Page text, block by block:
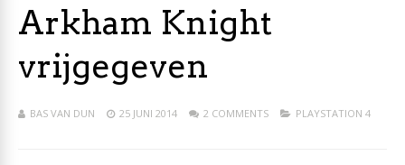
Arkham Knight
vrijgegeven
BAS VAN DUN 25 JUNI 2014 2 COMMENTS PLAYSTATION 4